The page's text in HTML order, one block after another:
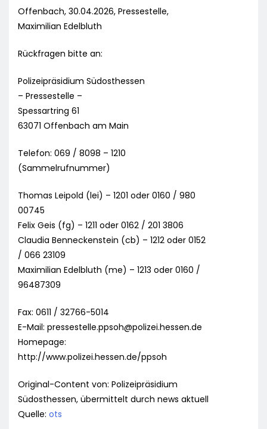
Offenbach, 30.04.2026, Pressestelle,
Maximilian Edelbluth
Rückfragen bitte an:
Polizeipräsidium Südosthessen
– Pressestelle –
Spessartring 61
63071 Offenbach am Main
Telefon: 069 / 8098 – 1210
(Sammelrufnummer)
Thomas Leipold (lei) – 1201 oder 0160 / 980
00745
Felix Geis (fg) – 1211 oder 0162 / 201 3806
Claudia Benneckenstein (cb) – 1212 oder 0152
/ 066 23109
Maximilian Edelbluth (me) – 1213 oder 0160 /
96487309
Fax: 0611 / 32766-5014
E-Mail: pressestelle.ppsoh@polizei.hessen.de
Homepage:
http://www.polizei.hessen.de/ppsoh
Original-Content von: Polizeipräsidium
Südosthessen, übermittelt durch news aktuell
Quelle: ots